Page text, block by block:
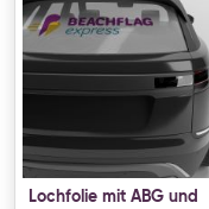
Lochfolie mit ABG und